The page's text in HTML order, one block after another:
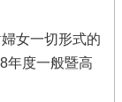
女一切形式的
年度一般暨高